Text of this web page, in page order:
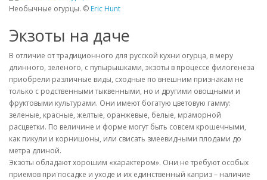
Необычные огурцы. © Eric Hunt
Экзоты на даче
В отличие от традиционного для русской кухни огурца, в меру
длинного, зеленого, с пупырышками, экзоты в процессе филогенеза
приобрели различные виды, сходные по внешним признакам не
только с родственными тыквенными, но и другими овощными и
фруктовыми культурами. Они имеют богатую цветовую гамму:
зеленые, красные, желтые, оранжевые, белые, мраморной
расцветки. По величине и форме могут быть совсем крошечными,
как пикули и корнишоны, или свисать змеевидными плодами до
метра длиной.
Экзоты обладают хорошим «характером». Они не требуют особых
приемов при посадке и уходе и их единственный каприз – наличие